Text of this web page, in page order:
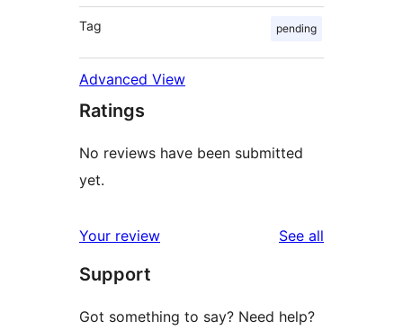
Tag pending
Advanced View
Ratings
No reviews have been submitted
yet.
Your review See all
Support
Got something to say? Need help?